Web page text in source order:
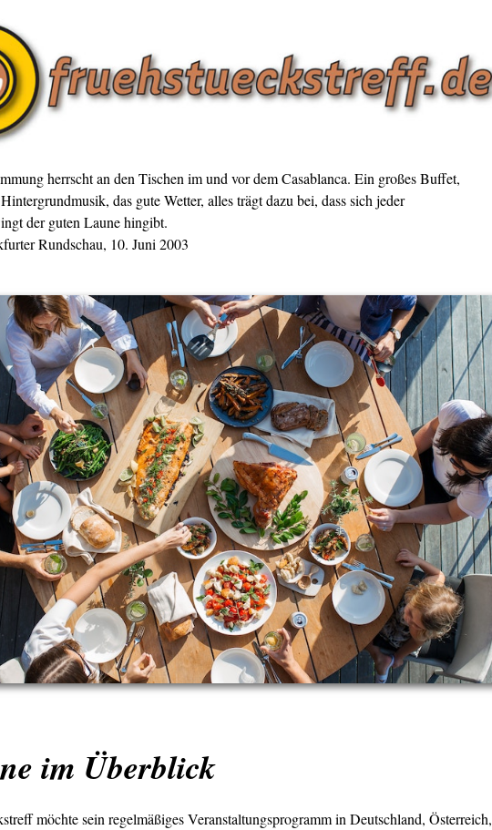
herrscht an den Tischen im und vor dem Casablanca. Ein großes Buffet,
das gute Wetter, alles trägt dazu bei, dass sich jeder
der guten Laune hingibt.
Rundschau, 10. Juni 2003
im Überblick
möchte sein regelmäßiges Veranstaltungsprogramm in Deutschland, Österreich,